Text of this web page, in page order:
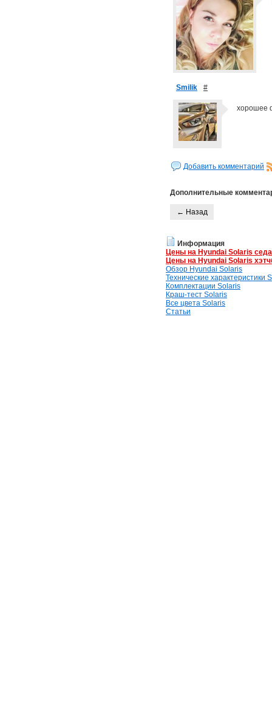
Smilik #
хорошее
Добавить комментарий
Дополнительные
← Назад
Информация
Цены на Hyundai Solaris
Цены на Hyundai Solaris
Обзор Hyundai Solaris
Технические характеристики
Комплектации Solaris
Краш-тест Solaris
Все цвета Solaris
Статьи